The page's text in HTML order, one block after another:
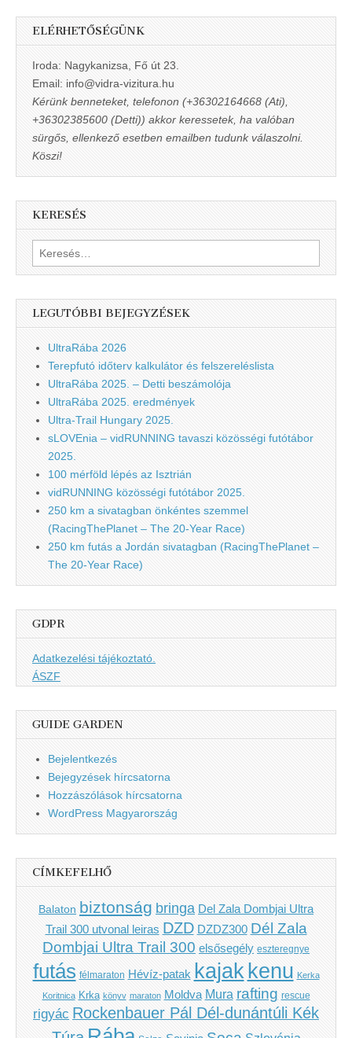
ELÉRHETŐSÉGÜNK
Iroda: Nagykanizsa, Fő út 23.
Email: info@vidra-vizitura.hu
Kérünk benneteket, telefonon (+36302164668 (Ati),
+36302385600 (Detti)) akkor keressetek, ha valóban
sürgős, ellenkező esetben emailben tudunk válaszolni.
Köszi!
KERESÉS
Keresés:
LEGUTÓBBI BEJEGYZÉSEK
UltraRába 2026
Terepfutó időterv kalkulátor és felszereléslista
UltraRába 2025. – Detti beszámolója
UltraRába 2025. eredmények
Ultra-Trail Hungary 2025.
sLOVEnia – vidRUNNING tavaszi közösségi futótábor
2025.
100 mérföld lépés az Isztrián
vidRUNNING közösségi futótábor 2025.
250 km a sivatagban önkéntes szemmel
(RacingThePlanet – The 20-Year Race)
250 km futás a Jordán sivatagban (RacingThePlanet –
The 20-Year Race)
GDPR
Adatkezelési tájékoztató.
ÁSZF
GUIDE GARDEN
Bejelentkezés
Bejegyzések hírcsatorna
Hozzászólások hírcsatorna
WordPress Magyarország
CÍMKEFELHŐ
Balaton biztonság bringa Del Zala Dombjai Ultra
Trail 300 utvonal leiras DZD DZDZ300 Dél Zala
Dombjai Ultra Trail 300 elsősegély eszteregnye
futás félmaraton Hévíz-patak kajak kenu Kerka
Koritnica Krka könyv maraton Moldva Mura rafting rescue
rigyác Rockenbauer Pál Dél-dunántúli Kék